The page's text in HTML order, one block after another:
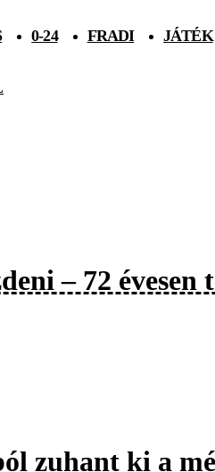
0-24 FRADI JÁTÉK
– 72
zuhant ki a